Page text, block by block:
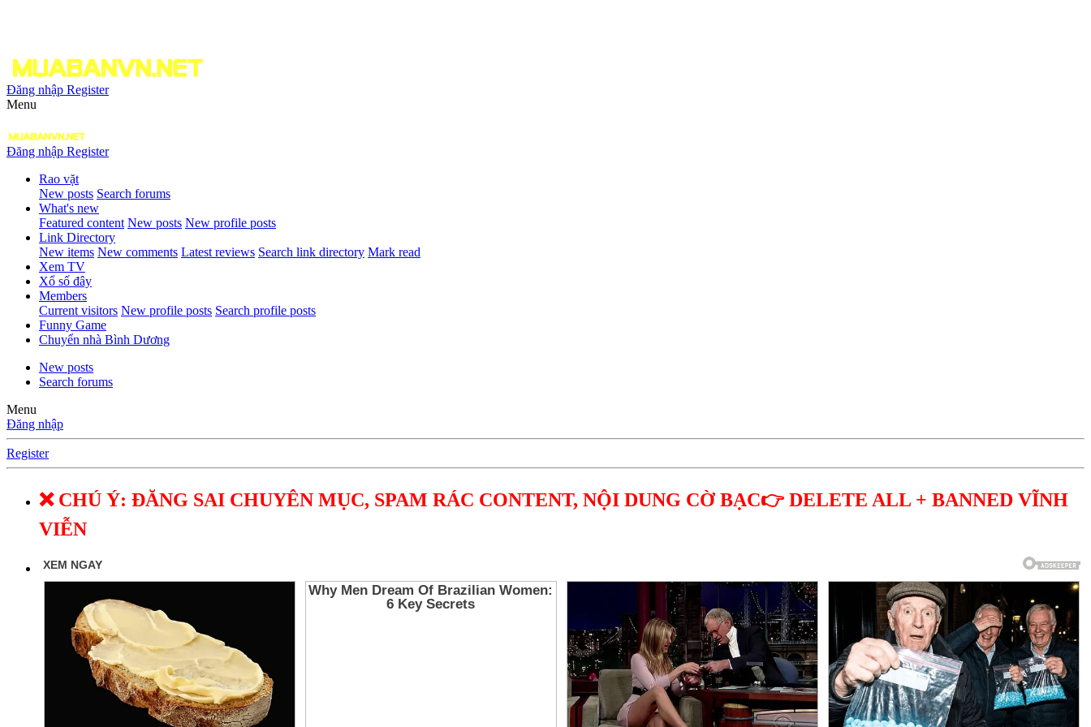
Đăng nhập Register
Menu
Đăng nhập Register
Rao vặt
New posts Search forums
What's new
Featured content New posts New profile posts
Link Directory
New items New comments Latest reviews Search link directory Mark read
Xem TV
Xổ số đây
Members
Current visitors New profile posts Search profile posts
Funny Game
Chuyển nhà Bình Dương
New posts
Search forums
Menu
Đăng nhập
Register
❌ CHÚ Ý: ĐĂNG SAI CHUYÊN MỤC, SPAM RÁC CONTENT, NỘI DUNG CỜ BẠC👉 DELETE ALL + BANNED VĨNH
VIỄN